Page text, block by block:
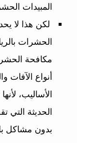
المبيدات
لكن هذا لا
الحشرات
مكافحة
أنواع
الأساليب،
الحديثة
بدون مشاكل